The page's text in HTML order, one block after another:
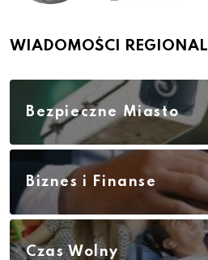
WIADOMOŚCI
Bezpieczne Miasto
Biznes i Finanse
Czas Wolny